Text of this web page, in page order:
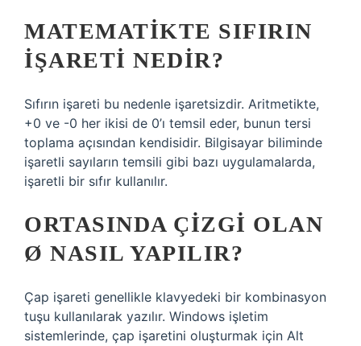
MATEMATIKTE SIFIRIN
IŞARETI NEDIR?
Sıfırın işareti bu nedenle işaretsizdir. Aritmetikte,
+0 ve -0 her ikisi de 0’ı temsil eder, bunun tersi
toplama açısından kendisidir. Bilgisayar biliminde
işaretli sayıların temsili gibi bazı uygulamalarda,
işaretli bir sıfır kullanılır.
ORTASINDA ÇIZGI OLAN
Ø NASIL YAPILIR?
Çap işareti genellikle klavyedeki bir kombinasyon
tuşu kullanılarak yazılır. Windows işletim
sistemlerinde, çap işaretini oluşturmak için Alt